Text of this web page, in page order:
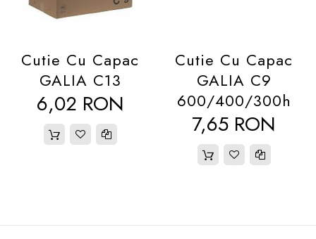
STOC: peste 1.000 buc.
AMBALARE: 15 buc/bax
Cutie Cu Capac
GALIA C13
6,02 RON
Cutie Cu Capac
GALIA C9
600/400/300h
7,65 RON